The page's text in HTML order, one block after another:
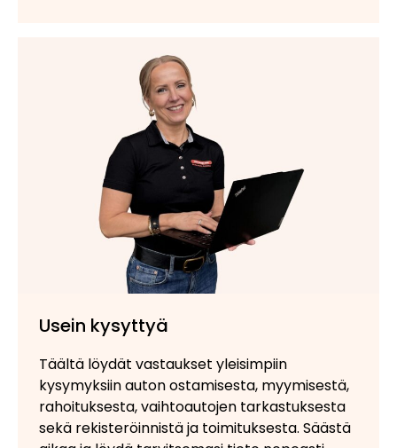
Usein kysyttyä
Täältä löydät vastaukset yleisimpiin
kysymyksiin auton ostamisesta, myymisestä,
rahoituksesta, vaihtoautojen tarkastuksesta
sekä rekisteröinnistä ja toimituksesta. Säästä